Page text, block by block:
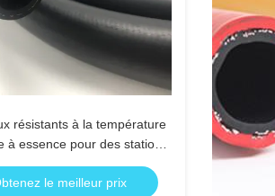
résistants à la température
à essence pour des stations
le meilleur prix